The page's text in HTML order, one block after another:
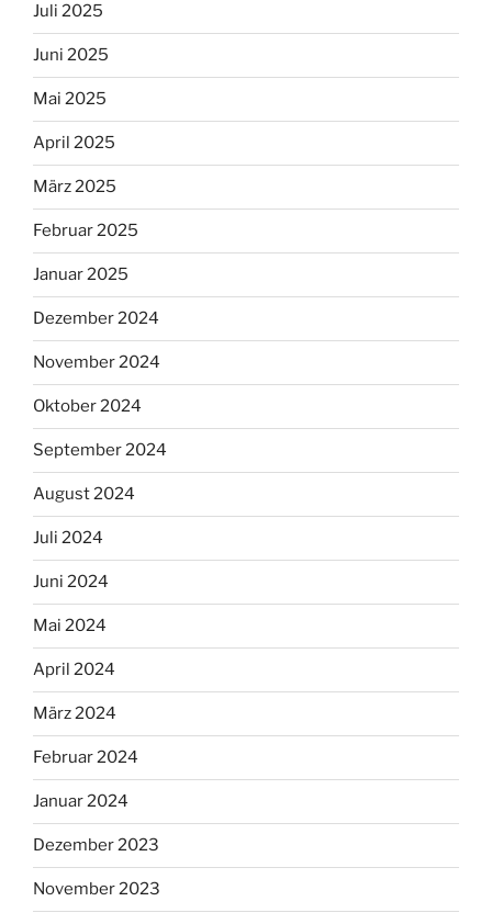
Juli 2025
Juni 2025
Mai 2025
April 2025
März 2025
Februar 2025
Januar 2025
Dezember 2024
November 2024
Oktober 2024
September 2024
August 2024
Juli 2024
Juni 2024
Mai 2024
April 2024
März 2024
Februar 2024
Januar 2024
Dezember 2023
November 2023